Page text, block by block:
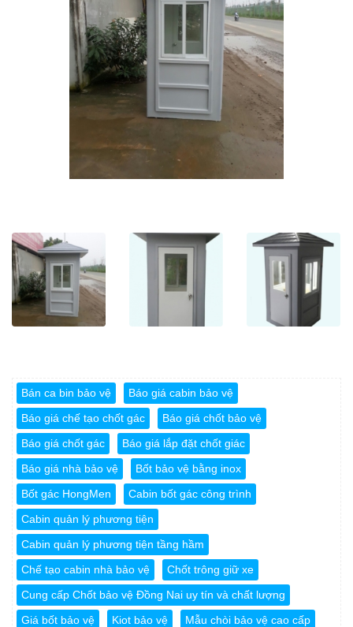
Bán ca bin bảo vệ
Báo giá cabin bảo vệ
Báo giá chế tạo chốt gác
Báo giá chốt bảo vệ
Báo giá chốt gác
Báo giá lắp đặt chốt giác
Báo giá nhà bảo vệ
Bốt bảo vệ bằng inox
Bốt gác HongMen
Cabin bốt gác công trình
Cabin quản lý phương tiện
Cabin quản lý phương tiện tầng hầm
Chế tạo cabin nhà bảo vệ
Chốt trông giữ xe
Cung cấp Chốt bảo vệ Đồng Nai uy tín và chất lượng
Giá bốt bảo vệ
Kiot bảo vệ
Mẫu chòi bảo vệ cao cấp